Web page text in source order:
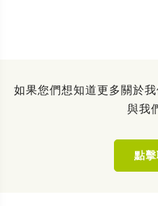
如果您們想知道更多關於
與我
點